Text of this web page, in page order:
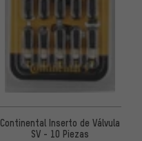
Continental Inserto de Válvula
SV - 10 Piezas